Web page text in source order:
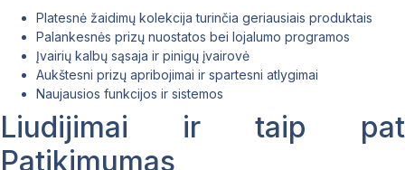
Platesnė žaidimų kolekcija turinčia geriausiais produktais
Palankesnės prizų nuostatos bei lojalumo programos
Įvairių kalbų sąsaja ir pinigų įvairovė
Aukštesni prizų apribojimai ir spartesni atlygimai
Naujausios funkcijos ir sistemos
Liudijimai ir taip pat
Patikimumas